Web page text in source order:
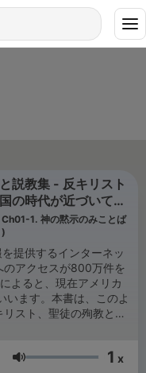
説教集 - 反キリスト
の時代が近づいてい
1. 神の黙示のみことば
提供するインターネッ
アクセスが800万件を
よると、現在アメリカ
います。本書は、このよ
スト、聖徒の殉教と携
の主要テーマを、聖書
著者の詳細な説教を収録
音量 1 x